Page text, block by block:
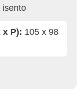
isento
x P): 105 x 98